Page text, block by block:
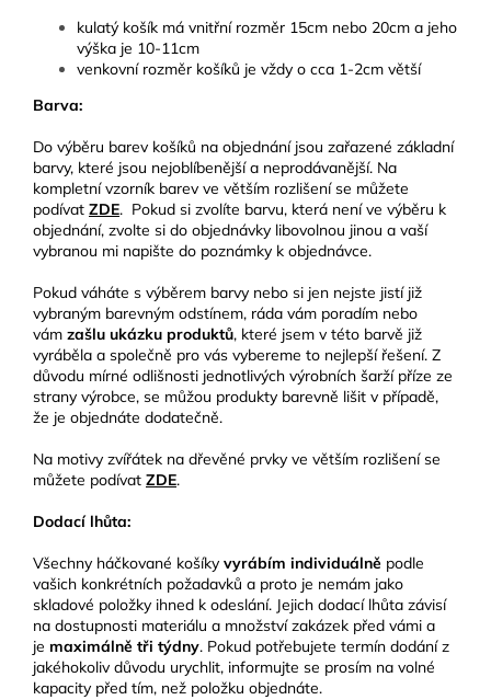
kulatý košík má vnitřní rozměr 15cm nebo 20cm a jeho
výška je 10-11cm
venkovní rozměr košíků je vždy o cca 1-2cm větší
Barva:
Do výběru barev košíků na objednání jsou zařazené základní
barvy, které jsou nejoblíbenější a neprodávanější. Na
kompletní vzorník barev ve větším rozlišení se můžete
podívat ZDE. Pokud si zvolíte barvu, která není ve výběru k
objednání, zvolte si do objednávky libovolnou jinou a vaší
vybranou mi napište do poznámky k objednávce.
Pokud váháte s výběrem barvy nebo si jen nejste jistí již
vybraným barevným odstínem, ráda vám poradím nebo
vám zašlu ukázku produktů, které jsem v této barvě již
vyráběla a společně pro vás vybereme to nejlepší řešení. Z
důvodu mírné odlišnosti jednotlivých výrobních šarží příze ze
strany výrobce, se můžou produkty barevně lišit v případě,
že je objednáte dodatečně.
Na motivy zvířátek na dřevěné prvky ve větším rozlišení se
můžete podívat ZDE.
Dodací lhůta:
Všechny háčkované košíky vyrábím individuálně podle
vašich konkrétních požadavků a proto je nemám jako
skladové položky ihned k odeslání. Jejich dodací lhůta závisí
na dostupnosti materiálu a množství zakázek před vámi a
je maximálně tři týdny. Pokud potřebujete termín dodání z
jakéhokoliv důvodu urychlit, informujte se prosím na volné
kapacity před tím, než položku objednáte.